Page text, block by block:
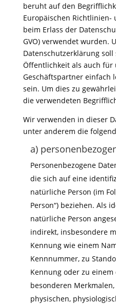
beruht auf den
Europäischen Richtlinien-
beim Erlass der
GVO) verwendet wurden.
Datenschutzerklärung
Öffentlichkeit als auch für
Geschäftspartner einfach
sein. Um dies zu
die verwendeten
Wir verwenden in dieser
unter anderem die
a)
Personenbezogene
die sich auf eine
natürliche Person (im
Person“) beziehen. Als
natürliche Person
indirekt, insbesondere
Kennung wie einem
Kennnummer, zu
Kennung oder zu
besonderen
physischen,